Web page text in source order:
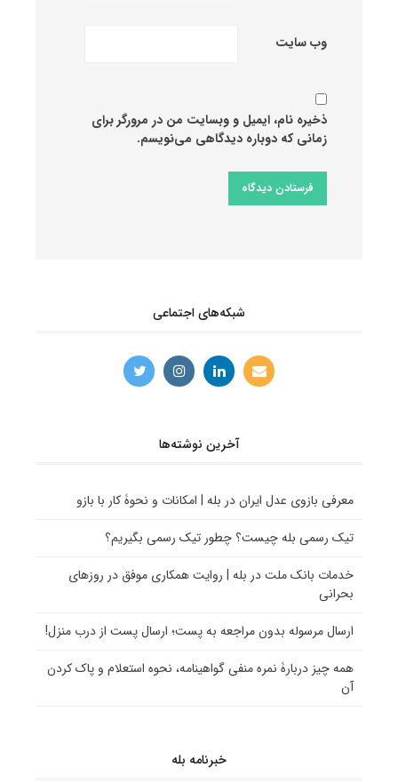
وب‌ سایت
ذخیره نام، ایمیل و وبسایت من در مرورگر برای
زمانی که دوباره دیدگاهی می‌نویسم.
شبکه‌های اجتماعی
آخرین نوشته‌ها
معرفی بازوی عدل ایران در بله | امکانات و نحوۀ کار با بازو
تیک رسمی بله چیست؟ چطور تیک رسمی بگیریم؟
خدمات بانک ملت در بله | روایت همکاری موفق در روزهای
بحرانی
ارسال مرسوله بدون مراجعه به پست؛ ارسال پست از درب منزل!
همه چیز دربارۀ نمره منفی گواهینامه، نحوه استعلام و پاک کردن
آن
خبرنامه بله